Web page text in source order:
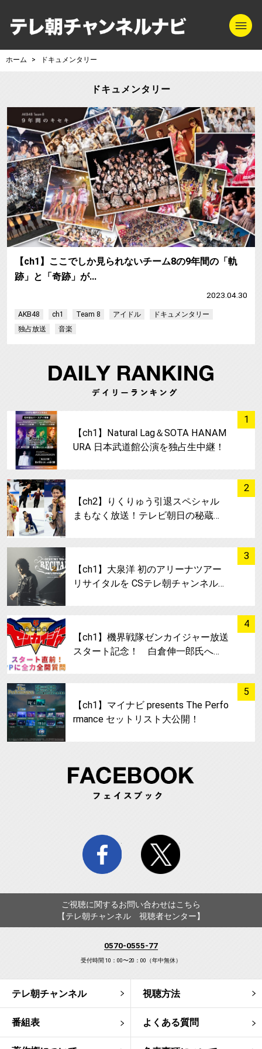
テレ朝チャンネ
ホーム ドキュメンタリー
ドキュメンタリー
【ch1】ここでしか見られないチーム8の9年間の「軌
跡」と「奇跡」が…
2023.04.30
AKB48 ch1 Team 8 アイドル
ドキュメンタリー
独占放送
音楽
1
【ch1】Natural Lag＆SOTA HANAM
URA 日本武道館公演を独占生中継！
2
サムネイル
【ch2】りくりゅう引退スペシャル
まもなく放送！テレビ朝日の秘蔵…
3
【ch1】大泉洋 初のアリーナツアー
リサイタルを CSテレ朝チャンネル…
4
サムネイル
【ch1】機界戦隊ゼンカイジャー放送
スタート記念！ 白倉伸一郎氏へ…
5
【ch1】マイナビ presents The Perfo
rmance セットリスト大公開！
facebook twitter
ご視聴に関するお問い合わせはこちら
【テレ朝チャンネル 視聴者センター】
0570-0555-77
受付時間 10：00〜20：00（年中無休）
テレ朝チャンネル 視聴方法
番組表 よくある質問